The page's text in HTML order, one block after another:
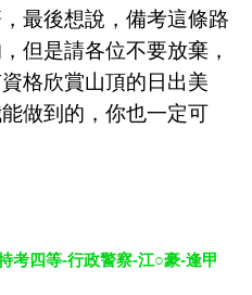
最後想說，備考這條路
但是請各位不要放棄，
格欣賞山頂的日出美
做到的，你也一定可
考四等-行政警察-江○豪-逢甲